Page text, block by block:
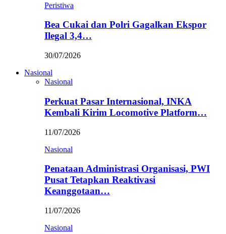
Peristiwa
Bea Cukai dan Polri Gagalkan Ekspor
Ilegal 3,4…
30/07/2026
Nasional
Nasional
Perkuat Pasar Internasional, INKA
Kembali Kirim Locomotive Platform…
11/07/2026
Nasional
Penataan Administrasi Organisasi, PWI
Pusat Tetapkan Reaktivasi
Keanggotaan…
11/07/2026
Nasional